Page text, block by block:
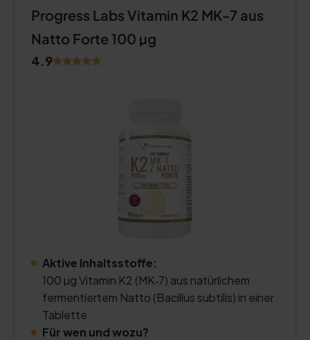
Progress Labs Vitamin K2 MK-7 aus
Natto Forte 100 µg
4.9
Aktive Inhaltsstoffe:
100 µg Vitamin K2 (MK‑7) aus natürlichem
fermentiertem Natto (Bacillus subtilis) in einer
Tablette
Für wen und wozu?